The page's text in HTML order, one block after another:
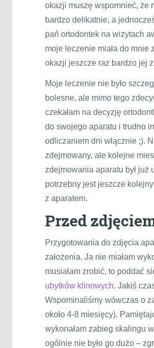
okazji muszę wspomnieć, że
bardzo delikatnie, a
pań ortodontek na wizytach
moje leczenie miała do
okazji jeszcze raz bardzo jej
Moje leczenie nie było
bolesne, ale mimo tego
czekałam na decyzję
do swojego aparatu i trudno
odliczaniem dni włącznie ;).
zdejmowany, ale kolejne
zdejmowania aparatu był już
potrzebny jest jeszcze
z aparatem.
Przed
Przygotowania do zdjęcia
założenia. Ja nie miałam
musiałam zrobić, to poddać
ubytków klinowych. Jakiś
Wspominaliśmy wówczas o
około 4-8 miesięcy).
wykonałam zabieg skalingu
ogólnie nie było go dużo –